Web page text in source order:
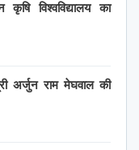
कृषि विश्वविद्यालय का
अर्जुन राम मेघवाल की